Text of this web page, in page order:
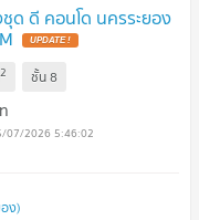
ด ดี คอนโด นครระยอง
UPDATE !
2 ชั้น8
07/2026 5:46:02
ง)